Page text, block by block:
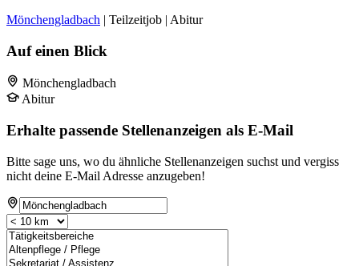
Mönchengladbach | Teilzeitjob | Abitur
Auf einen Blick
Mönchengladbach
Abitur
Erhalte passende Stellenanzeigen als E-Mail
Bitte sage uns, wo du ähnliche Stellenanzeigen suchst und vergiss
nicht deine E-Mail Adresse anzugeben!